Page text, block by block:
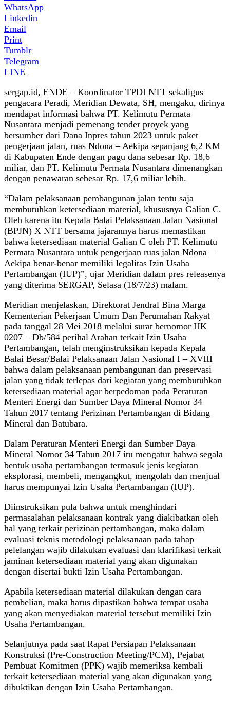
WhatsApp
Linkedin
Email
Print
Tumblr
Telegram
LINE
sergap.id, ENDE – Koordinator TPDI NTT sekaligus
pengacara Peradi, Meridian Dewata, SH, mengaku, dirinya
mendapat informasi bahwa PT. Kelimutu Permata
Nusantara menjadi pemenang tender proyek yang
bersumber dari Dana Inpres tahun 2023 untuk paket
pengerjaan jalan, ruas Ndona – Aekipa sepanjang 6,2 KM
di Kabupaten Ende dengan pagu dana sebesar Rp. 18,6
miliar, dan PT. Kelimutu Permata Nusantara dimenangkan
dengan penawaran sebesar Rp. 17,6 miliar lebih.
“Dalam pelaksanaan pembangunan jalan tentu saja
membutuhkan ketersediaan material, khususnya Galian C.
Oleh karena itu Kepala Balai Pelaksanaan Jalan Nasional
(BPJN) X NTT bersama jajarannya harus memastikan
bahwa ketersediaan material Galian C oleh PT. Kelimutu
Permata Nusantara untuk pengerjaan ruas jalan Ndona –
Aekipa benar-benar memiliki legalitas Izin Usaha
Pertambangan (IUP)”, ujar Meridian dalam pres releasenya
yang diterima SERGAP, Selasa (18/7/23) malam.
Meridian menjelaskan, Direktorat Jendral Bina Marga
Kementerian Pekerjaan Umum Dan Perumahan Rakyat
pada tanggal 28 Mei 2018 melalui surat bernomor HK
0207 – Db/584 perihal Arahan terkait Izin Usaha
Pertambangan, telah menginstruksikan kepada Kepala
Balai Besar/Balai Pelaksanaan Jalan Nasional I – XVIII
bahwa dalam pelaksanaan pembangunan dan preservasi
jalan yang tidak terlepas dari kegiatan yang membutuhkan
ketersediaan material agar berpedoman pada Peraturan
Menteri Energi dan Sumber Daya Mineral Nomor 34
Tahun 2017 tentang Perizinan Pertambangan di Bidang
Mineral dan Batubara.
Dalam Peraturan Menteri Energi dan Sumber Daya
Mineral Nomor 34 Tahun 2017 itu mengatur bahwa segala
bentuk usaha pertambangan termasuk jenis kegiatan
eksplorasi, membeli, mengangkut, mengolah dan menjual
harus mempunyai Izin Usaha Pertambangan (IUP).
Diinstruksikan pula bahwa untuk menghindari
permasalahan pelaksanaan kontrak yang diakibatkan oleh
hal yang terkait perizinan pertambangan, maka dalam
evaluasi teknis metodologi pelaksanaan pada tahap
pelelangan wajib dilakukan evaluasi dan klarifikasi terkait
jaminan ketersediaan material yang akan digunakan
dengan disertai bukti Izin Usaha Pertambangan.
Apabila ketersediaan material dilakukan dengan cara
pembelian, maka harus dipastikan bahwa tempat usaha
yang akan menyediakan material tersebut memiliki Izin
Usaha Pertambangan.
Selanjutnya pada saat Rapat Persiapan Pelaksanaan
Konstruksi (Pre-Construction Meeting/PCM), Pejabat
Pembuat Komitmen (PPK) wajib memeriksa kembali
terkait ketersediaan material yang akan digunakan yang
dibuktikan dengan Izin Usaha Pertambangan.